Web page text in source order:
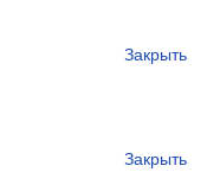
Закрыть
Закрыть